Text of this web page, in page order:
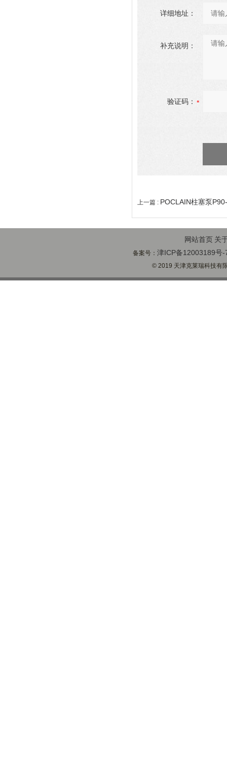
详细地址：
补充说明：
验证码：
上一篇 : POCLAIN柱塞泵
网站首页 关
备案号：津ICP备12003189号-
© 2019 天津克莱瑞科技有